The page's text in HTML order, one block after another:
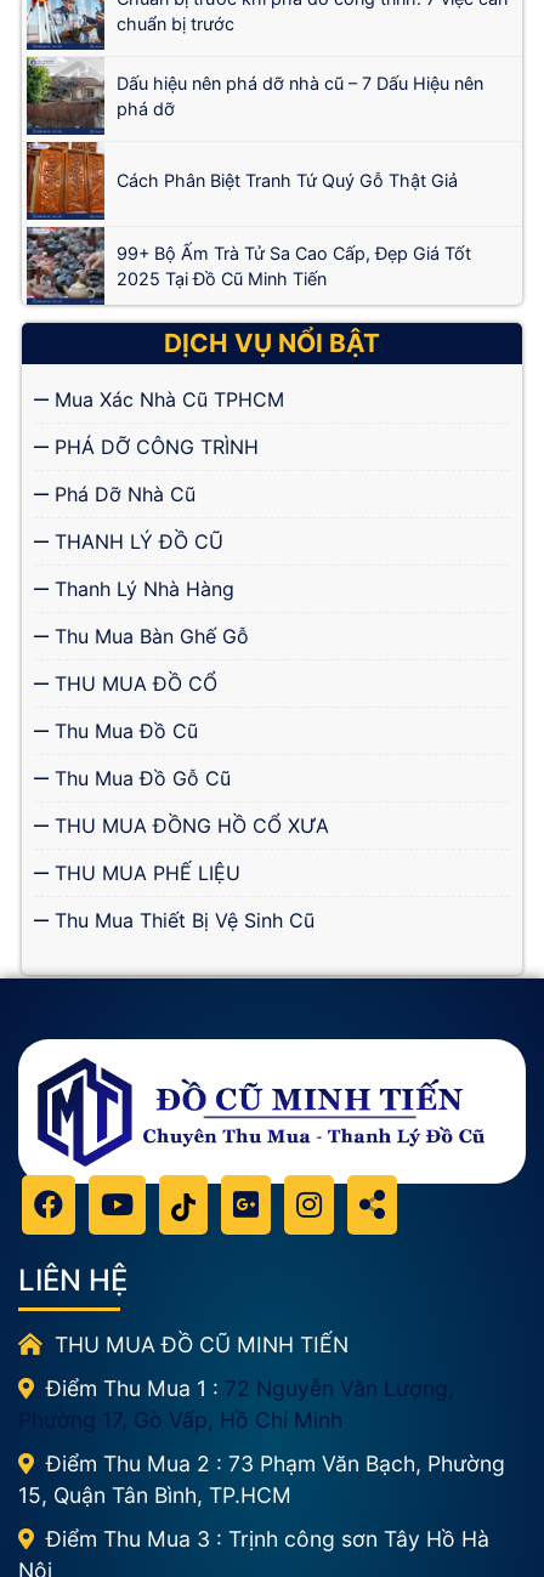
chuẩn bị trước
Dấu hiệu nên phá dỡ nhà cũ – 7 Dấu Hiệu nên
phá dỡ
Cách Phân Biệt Tranh Tứ Quý Gỗ Thật Giả
99+ Bộ Ấm Trà Tử Sa Cao Cấp, Đẹp Giá Tốt
2025 Tại Đồ Cũ Minh Tiến
DỊCH VỤ NỔI BẬT
Mua Xác Nhà Cũ TPHCM
PHÁ DỠ CÔNG TRÌNH
Phá Dỡ Nhà Cũ
THANH LÝ ĐỒ CŨ
Thanh Lý Nhà Hàng
Thu Mua Bàn Ghế Gỗ
THU MUA ĐỒ CỔ
Thu Mua Đồ Cũ
Thu Mua Đồ Gỗ Cũ
THU MUA ĐỒNG HỒ CỔ XƯA
THU MUA PHẾ LIỆU
Thu Mua Thiết Bị Vệ Sinh Cũ
LIÊN HỆ
THU MUA ĐỒ CŨ MINH TIẾN
Điểm Thu Mua 1 : 72 Nguyễn Văn Lượng,
Phường 17, Gò Vấp, Hồ Chí Minh
Điểm Thu Mua 2 : 73 Phạm Văn Bạch, Phường
15, Quận Tân Bình, TP.HCM
Điểm Thu Mua 3 : Trịnh công sơn Tây Hồ Hà
Nội